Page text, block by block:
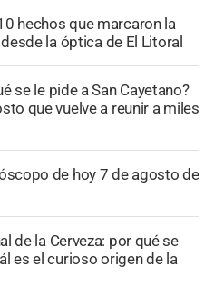
hechos que marcaron la
la óptica de El Litoral
se le pide a San Cayetano?
que vuelve a reunir a miles
de hoy 7 de agosto de
de la Cerveza: por qué se
es el curioso origen de la